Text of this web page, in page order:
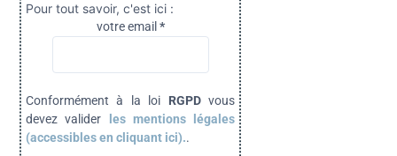
Pour tout savoir, c'est ici :
votre email *
Conformément à la loi RGPDvous
devez valider
les mentions légales
(accessibles en cliquant ici)..